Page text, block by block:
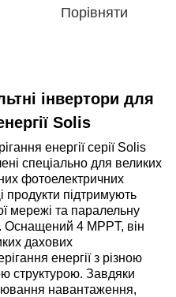
Порівняти
інвертори для
Solis
енергії серії Solis
спеціально для великих
фотоелектричних
продукти підтримують
мережі та паралельну
Оснащений 4 MPPT, він
дахових
енергії з різною
структурою. Завдяки
навантаження,